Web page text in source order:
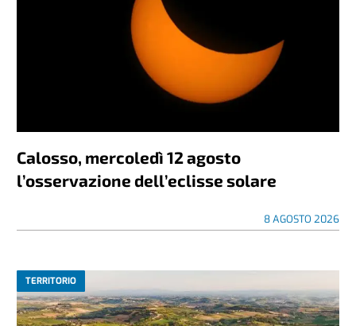
Calosso, mercoledì 12 agosto
l’osservazione dell’eclisse solare
8 AGOSTO 2026
TERRITORIO